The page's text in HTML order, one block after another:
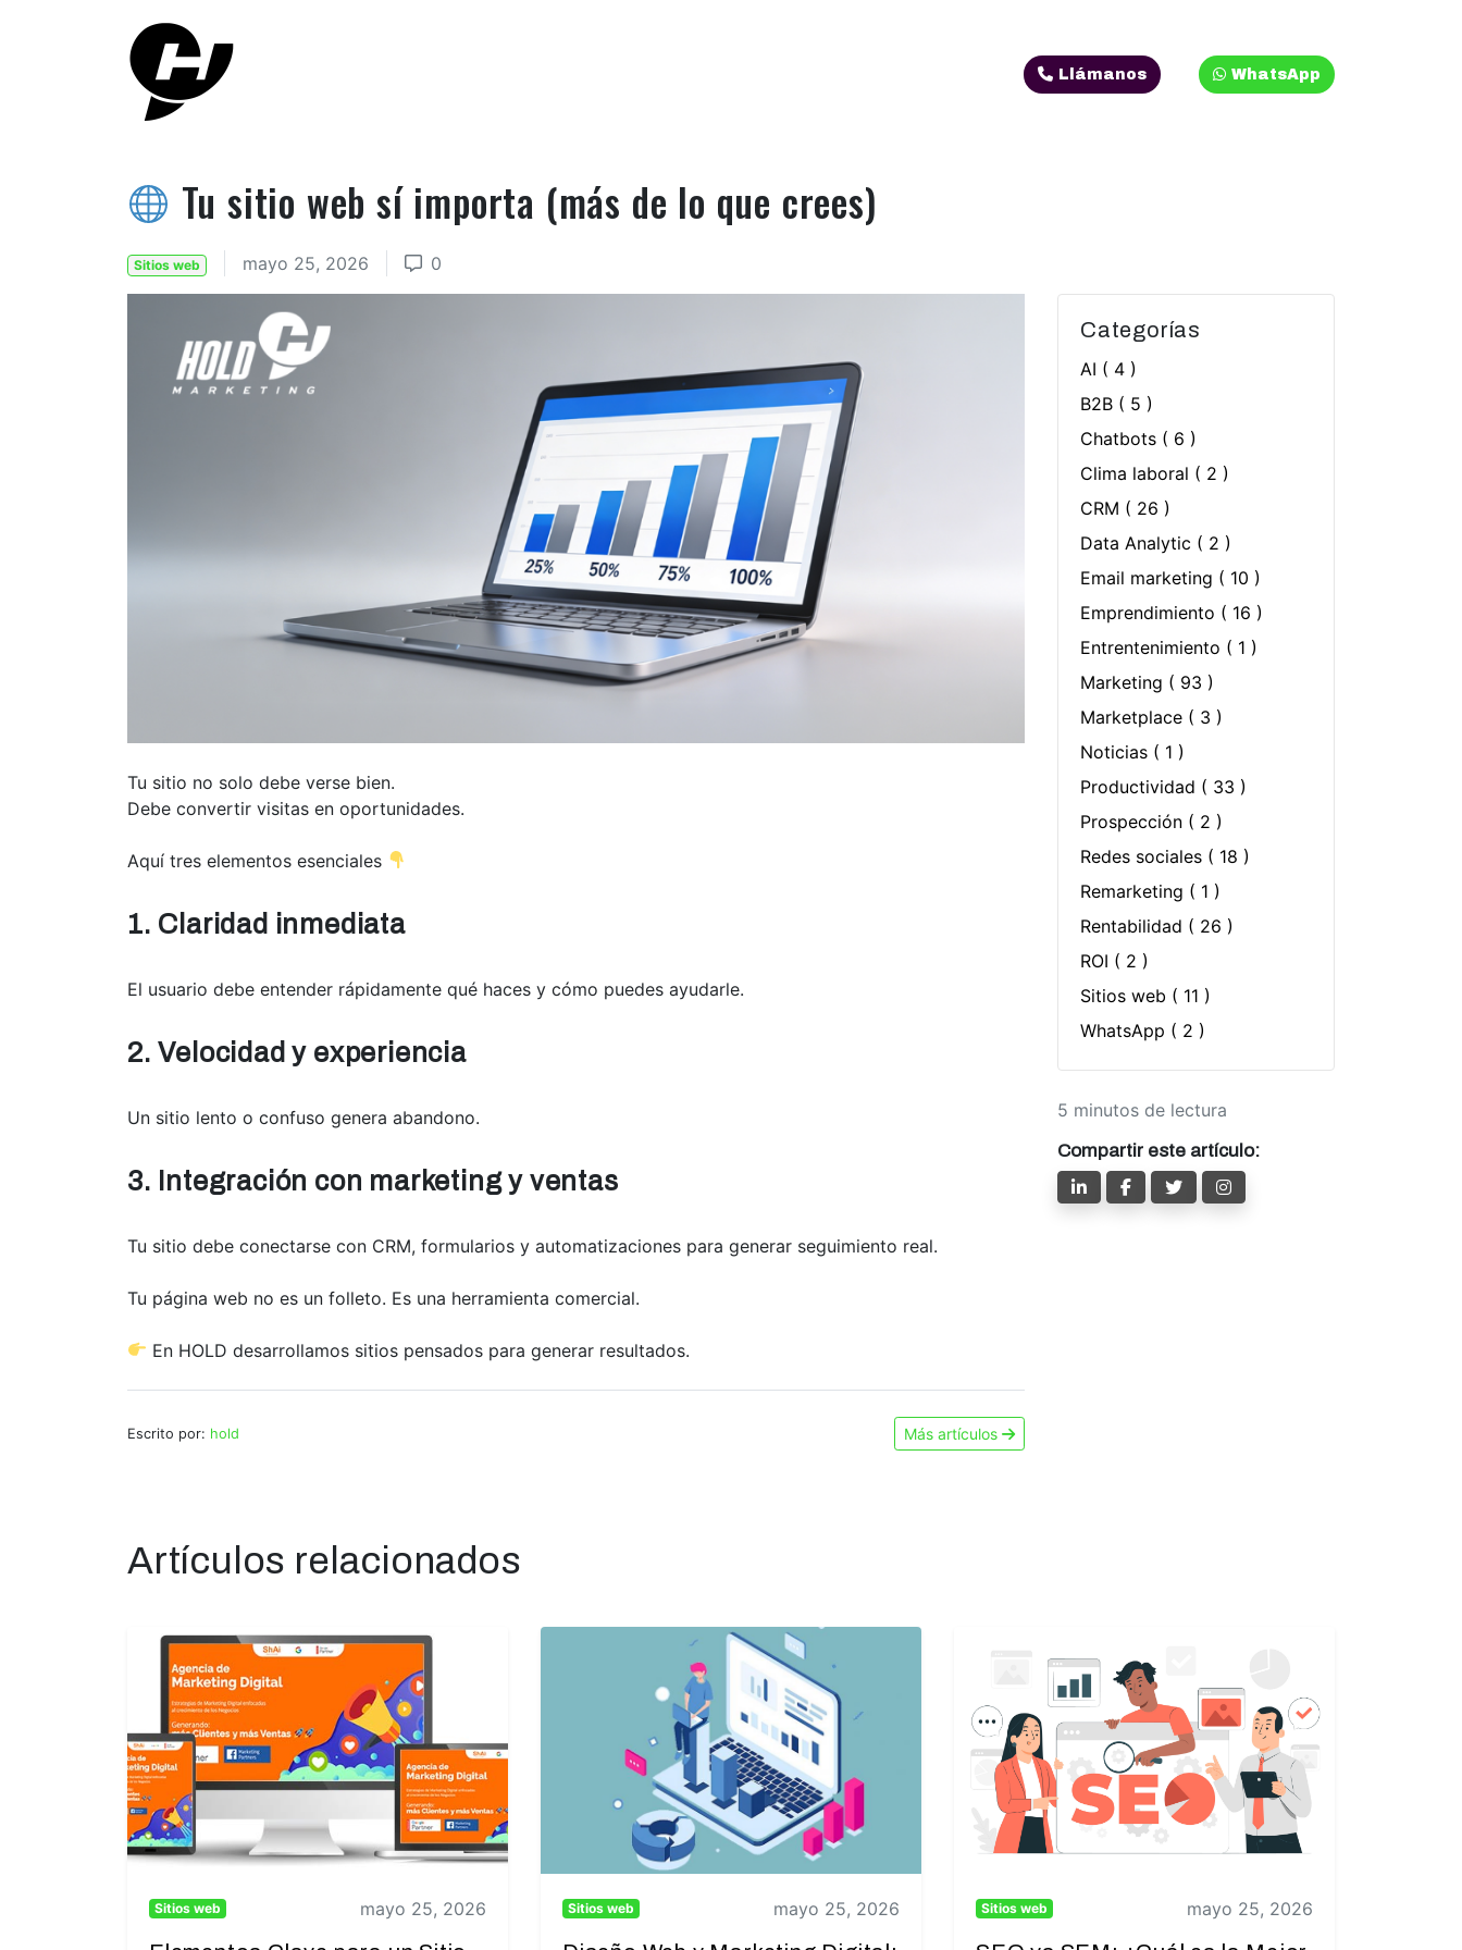
Llámanos WhatsApp
Tu sitio web sí importa (más de lo que crees)
Sitios web mayo 25, 2026 0
Tu sitio no solo debe verse bien.
Debe convertir visitas en oportunidades.
Aquí tres elementos esenciales
1. Claridad inmediata
El usuario debe entender rápidamente qué haces y cómo puedes ayudarle.
2. Velocidad y experiencia
Un sitio lento o confuso genera abandono.
3. Integración con marketing y ventas
Tu sitio debe conectarse con CRM, formularios y automatizaciones para generar seguimiento real.
Tu página web no es un folleto. Es una herramienta comercial.
En HOLD desarrollamos sitios pensados para generar resultados.
Escrito por: hold Más artículos
Categorías
AI ( 4 )
B2B ( 5 )
Chatbots ( 6 )
Clima laboral ( 2 )
CRM ( 26 )
Data Analytic ( 2 )
Email marketing ( 10 )
Emprendimiento ( 16 )
Entrentenimiento ( 1 )
Marketing ( 93 )
Marketplace ( 3 )
Noticias ( 1 )
Productividad ( 33 )
Prospección ( 2 )
Redes sociales ( 18 )
Remarketing ( 1 )
Rentabilidad ( 26 )
ROI ( 2 )
Sitios web ( 11 )
WhatsApp ( 2 )
5 minutos de lectura
Compartir este artículo:
Artículos relacionados
Sitios web mayo 25, 2026 Sitios web mayo 25, 2026 Sitios web mayo 25, 2026